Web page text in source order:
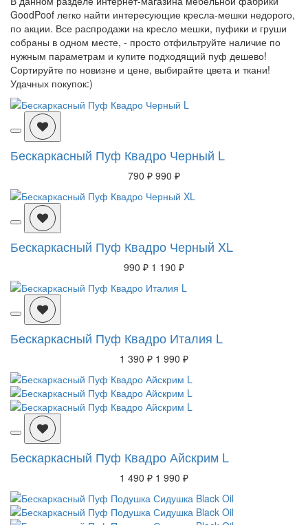
GoodPoof легко найти интересующие кресла-мешки недорого,
по акции. Все распродажи на кресло мешки, пуфики и груши
собраны в одном месте, - просто отфильтруйте наличие по
нужным параметрам и купите подходящий пуф дешево!
Сортируйте по новизне и цене, выбирайте цвета и ткани!
Удачных покупок:)
Бескаркасный Пуф Квадро Черный L
790 ₽ 990 ₽
Бескаркасный Пуф Квадро Черный XL
990 ₽ 1 190 ₽
Бескаркасный Пуф Квадро Италия L
1 390 ₽ 1 990 ₽
Бескаркасный Пуф Квадро Айскрим L
1 490 ₽ 1 990 ₽